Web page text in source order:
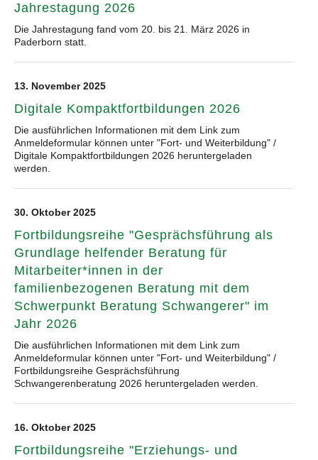
Jahrestagung 2026
Die Jahrestagung fand vom 20. bis 21. März 2026 in
Paderborn statt.
13. November 2025
Digitale Kompaktfortbildungen 2026
Die ausführlichen Informationen mit dem Link zum
Anmeldeformular können unter "Fort- und Weiterbildung" /
Digitale Kompaktfortbildungen 2026 heruntergeladen
werden.
30. Oktober 2025
Fortbildungsreihe "Gesprächsführung als
Grundlage helfender Beratung für
Mitarbeiter*innen in der
familienbezogenen Beratung mit dem
Schwerpunkt Beratung Schwangerer" im
Jahr 2026
Die ausführlichen Informationen mit dem Link zum
Anmeldeformular können unter "Fort- und Weiterbildung" /
Fortbildungsreihe Gesprächsführung
Schwangerenberatung 2026 heruntergeladen werden.
16. Oktober 2025
Fortbildungsreihe "Erziehungs- und